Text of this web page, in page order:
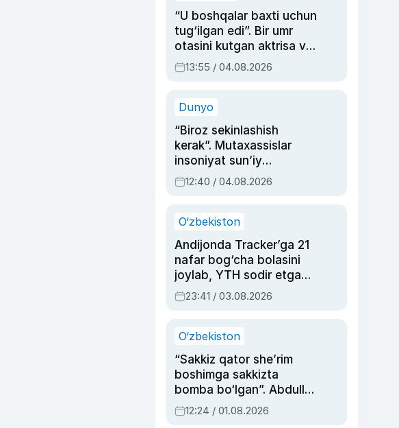
“U boshqalar baxti uchun
tug‘ilgan edi”. Bir umr
otasini kutgan aktrisa va
dublyaj ustasi Rimma
Ahmedovaning
13:55 / 04.08.2026
Dunyo
“Biroz sekinlashish
kerak”. Mutaxassislar
insoniyat sun’iy
intellektni boshqara
olmay qolishidan xavotir
12:40 / 04.08.2026
O‘zbekiston
Andijonda Tracker’ga 21
nafar bog‘cha bolasini
joylab, YTH sodir etgan
ayolga sud hukmi o‘qildi
23:41 / 03.08.2026
O‘zbekiston
“Sakkiz qator she’rim
boshimga sakkizta
bomba bo‘lgan”. Abdulla
Oripovni siyosiy
ayblovlardan asrab
12:24 / 01.08.2026